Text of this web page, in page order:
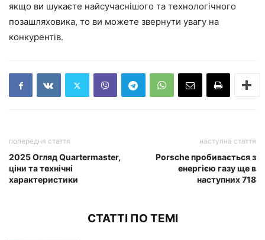
якщо ви шукаєте найсучаснішого та технологічного
позашляховика, то ви можете звернути увагу на
конкурентів.
попередня стаття
2025 Огляд Quartermaster,
ціни та технічні
характеристики
наступна стаття
Porsche пробивається з
енергією газу ще в
наступних 718
СТАТТІ ПО ТЕМІ